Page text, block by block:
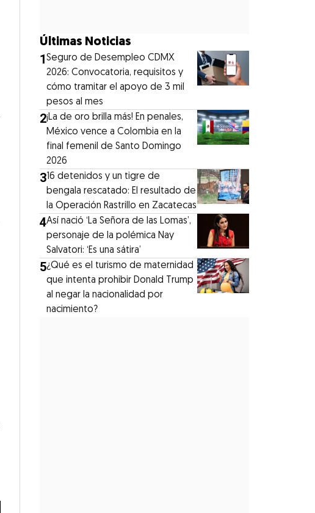
Últimas Noticias
1Seguro de Desempleo CDMX
2026: Convocatoria, requisitos y
cómo tramitar el apoyo de 3 mil
pesos al mes
2¡La de oro brilla más! En penales,
México vence a Colombia en la
final femenil de Santo Domingo
2026
3 16 detenidos y un tigre de
bengala rescatado: El resultado de
la Operación Rastrillo en Zacatecas
4⁠Así nació ‘La Señora de las Lomas’,
personaje de la polémica Nay
Salvatori: ‘Es una sátira’
5¿Qué es el turismo de maternidad
que intenta prohibir Donald Trump
al negar la nacionalidad por
nacimiento?